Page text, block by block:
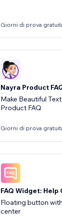
Giorni di prova
Nayra Product
Make Beautiful
Product FAQ
Giorni di prova
FAQ Widget: Help
Floating button
center